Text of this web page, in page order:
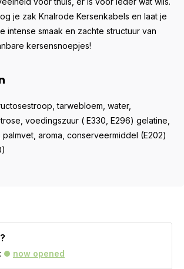
je zak Knalrode Kersenkabels en laat je
intense smaak en zachte structuur van
kersensnoepjes!
tarwebloem, water,
voedingszuur ( E330, E296) gelatine,
palmvet, aroma, conserveermiddel (E202)
now opened